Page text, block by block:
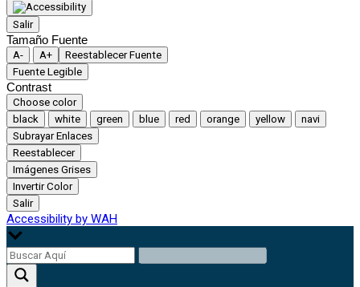
Salir
Tamaño Fuente
A- A+
Reestablecer Fuente
Fuente Legible
Contrast
Choose color
black
white green blue red orange yellow
navi
Subrayar Enlaces
Reestablecer
Imágenes Grises
Invertir Color
Salir
Accessibility by WAH